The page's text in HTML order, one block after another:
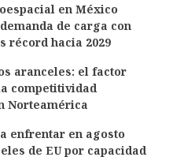
en México
de carga con
récord hacia 2029
aranceles: el factor
competitividad
Norteamérica
enfrentar en agosto
de EU por capacidad